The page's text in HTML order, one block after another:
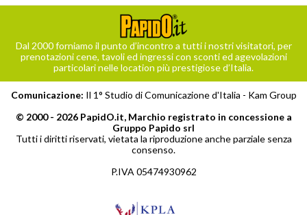
Dal 2000 forniamo il punto d’incontro a tutti i nostri visitatori, per
prenotazioni cene, tavoli ed ingressi con sconti ed agevolazioni
particolari nelle location più prestigiose d’Italia.
Comunicazione: Il 1° Studio di Comunicazione d'Italia - Kam Group
© 2000 - 2026 PapidO.it, Marchio registrato in concessione a
Gruppo Papido srl
Tutti i diritti riservati, vietata la riproduzione anche parziale senza
consenso.
P.IVA 05474930962